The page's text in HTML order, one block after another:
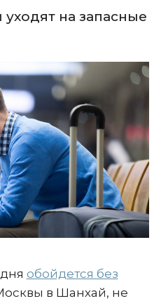
на запасные
обойдется без
в Шанхай, не